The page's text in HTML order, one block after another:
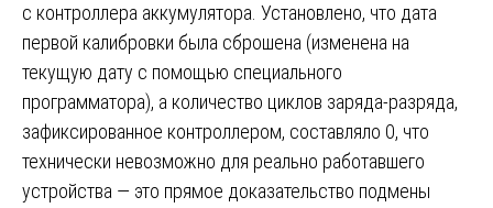
с контроллера аккумулятора. Установлено, что дата
первой калибровки была сброшена (изменена на
текущую дату с помощью специального
программатора), а количество циклов заряда-разряда,
зафиксированное контроллером, составляло 0, что
технически невозможно для реально работавшего
устройства — это прямое доказательство подмены